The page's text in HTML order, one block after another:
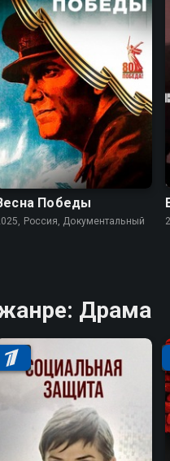
Победы
Россия, Документальный
Драма